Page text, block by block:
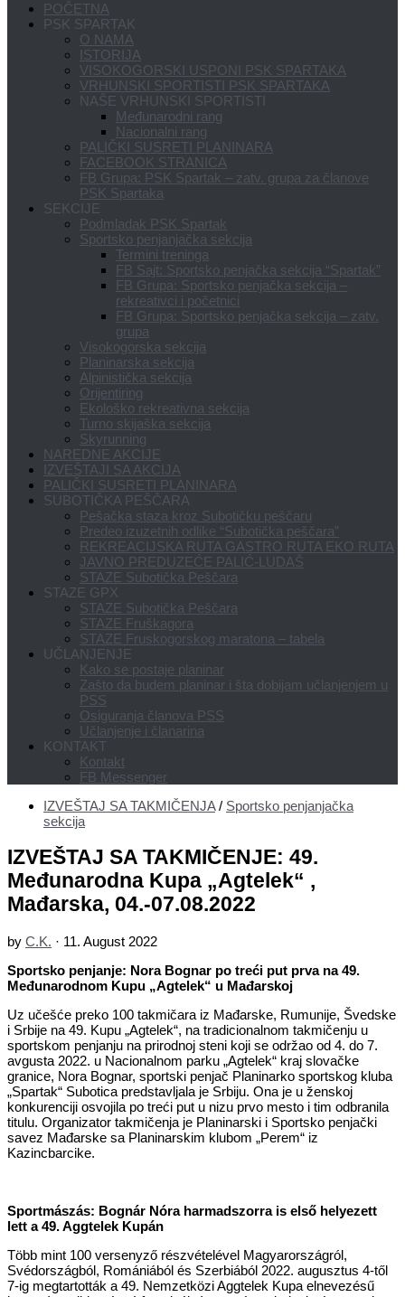
POČETNA
PSK SPARTAK
O NAMA
ISTORIJA
VISOKOGORSKI USPONI PSK SPARTAKA
VRHUNSKI SPORTISTI PSK SPARTAKA
NAŠE VRHUNSKI SPORTISTI
Međunarodni rang
Nacionalni rang
PALIČKI SUSRETI PLANINARA
FACEBOOK STRANICA
FB Grupa: PSK Spartak – zatv. grupa za članove
PSK Spartaka
SEKCIJE
Podmladak PSK Spartak
Sportsko penjanjačka sekcija
Termini treninga
FB Sajt: Sportsko penjačka sekcija “Spartak”
FB Grupa: Sportsko penjačka sekcija –
rekreativci i početnici
FB Grupa: Sportsko penjačka sekcija – zatv.
grupa
Visokogorska sekcija
Planinarska sekcija
Alpinistička sekcija
Orijentiring
Ekološko rekreativna sekcija
Turno skijaška sekcija
Skyrunning
NAREDNE AKCIJE
IZVEŠTAJI SA AKCIJA
PALIČKI SUSRETI PLANINARA
SUBOTIČKA PEŠČARA
Pešačka staza kroz Subotičku peščaru
Predeo izuzetnih odlike “Subotička peščara”
REKREACIJSKA RUTA GASTRO RUTA EKO RUTA
JAVNO PREDUZEĆE PALIĆ-LUDAŠ
STAZE Subotička Peščara
STAZE GPX
STAZE Subotička Peščara
STAZE Fruškagora
STAZE Fruskogorskog maratona – tabela
UČLANJENJE
Kako se postaje planinar
Zašto da budem planinar i šta dobijam učlanjenjem u
PSS
Osiguranja članova PSS
Učlanjenje i članarina
KONTAKT
Kontakt
FB Messenger
IZVEŠTAJ SA TAKMIČENJA / Sportsko penjanjačka
sekcija
IZVEŠTAJ SA TAKMIČENJE: 49.
Međunarodna Kupa „Agtelek“ ,
Mađarska, 04.-07.08.2022
by C.K. · 11. August 2022
Sportsko penjanje: Nora Bognar po treći put prva na 49.
Međunarodnom Kupu „Agtelek“ u Mađarskoj
Uz učešće preko 100 takmičara iz Mađarske, Rumunije, Švedske
i Srbije na 49. Kupu „Agtelek“, na tradicionalnom takmičenju u
sportskom penjanju na prirodnoj steni koji se održao od 4. do 7.
avgusta 2022. u Nacionalnom parku „Agtelek“ kraj slovačke
granice, Nora Bognar, sportski penjač Planinarko sportskog kluba
„Spartak“ Subotica predstavljala je Srbiju. Ona je u ženskoj
konkurenciji osvojila po treći put u nizu prvo mesto i tim odbranila
titulu. Organizator takmičenja je Planinarski i Sportsko penjački
savez Mađarske sa Planinarskim klubom „Perem“ iz
Kazincbarcike.
Sportmászás: Bognár Nóra harmadszorra is első helyezett
lett a 49. Aggtelek Kupán
Több mint 100 versenyző részvételével Magyarországról,
Svédországból, Romániából és Szerbiából 2022. augusztus 4-től
7-ig megtartották a 49. Nemzetközi Aggtelek Kupa elnevezésű